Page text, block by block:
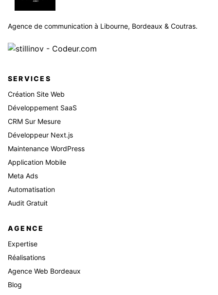
Agence de communication à Libourne, Bordeaux & Coutras.
SERVICES
Création Site Web
Développement SaaS
CRM Sur Mesure
Développeur Next.js
Maintenance WordPress
Application Mobile
Meta Ads
Automatisation
Audit Gratuit
AGENCE
Expertise
Réalisations
Agence Web Bordeaux
Blog